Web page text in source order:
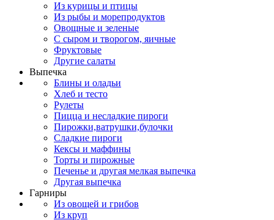
Из курицы и птицы
Из рыбы и морепродуктов
Овощные и зеленые
С сыром и творогом, яичные
Фруктовые
Другие салаты
Выпечка
Блины и оладьи
Хлеб и тесто
Рулеты
Пицца и несладкие пироги
Пирожки,ватрушки,булочки
Сладкие пироги
Кексы и маффины
Торты и пирожные
Печенье и другая мелкая выпечка
Другая выпечка
Гарниры
Из овощей и грибов
Из круп